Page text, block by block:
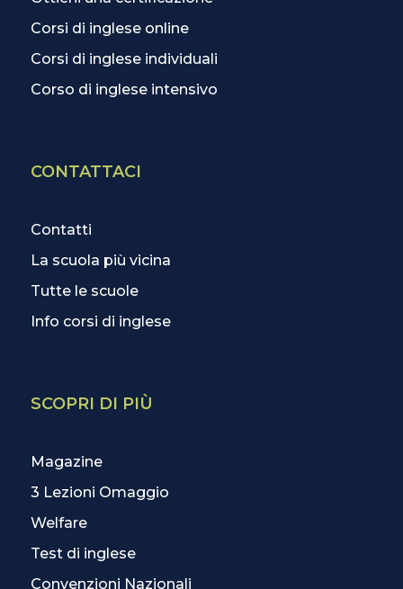
Corsi di inglese online
Corsi di inglese individuali
Corso di inglese intensivo
CONTATTACI
Contatti
La scuola più vicina
Tutte le scuole
Info corsi di inglese
SCOPRI DI PIÙ
Magazine
3 Lezioni Omaggio
Welfare
Test di inglese
Convenzioni Nazionali